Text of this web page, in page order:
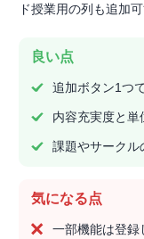
ド授業用の列も追加可
良い点
追加ボタン1つ
内容充実度と単
課題やサークル
気になる点
一部機能は登録